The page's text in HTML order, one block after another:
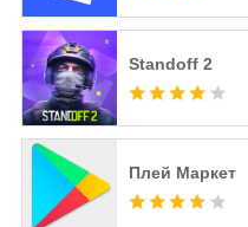
Standoff 2
Плей Маркет